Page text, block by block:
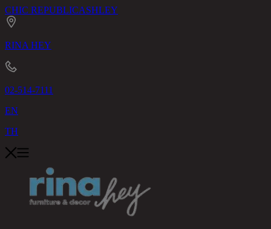
CHIC REPUBLICASHLEY
RINA HEY
02-514-7111
EN
TH